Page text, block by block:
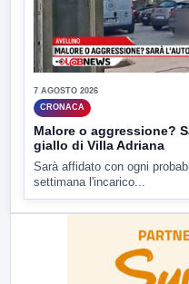
7 AGOSTO 2026
CRONACA
Malore o aggressione?
giallo di Villa Adriana
Sarà affidato con ogni
settimana l'incarico...